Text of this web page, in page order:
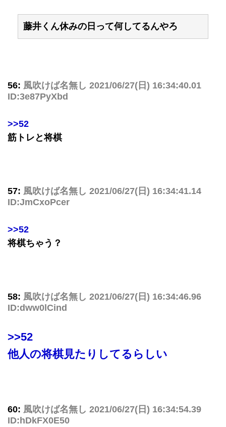
藤井くん休みの日って何してるんやろ
56: 風吹けば名無し 2021/06/27(日) 16:34:40.01
ID:3e87PyXbd
>>52
筋トレと将棋
57: 風吹けば名無し 2021/06/27(日) 16:34:41.14
ID:JmCxoPcer
>>52
将棋ちゃう？
58: 風吹けば名無し 2021/06/27(日) 16:34:46.96
ID:dww0lCind
>>52
他人の将棋見たりしてるらしい
60: 風吹けば名無し 2021/06/27(日) 16:34:54.39
ID:hDkFX0E50